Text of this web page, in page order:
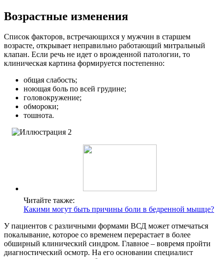
Возрастные изменения
Список факторов, встречающихся у мужчин в старшем
возрасте, открывает неправильно работающий митральный
клапан. Если речь не идет о врожденной патологии, то
клиническая картина формируется постепенно:
общая слабость;
ноющая боль по всей грудине;
головокружение;
обмороки;
тошнота.
Читайте также:
Какими могут быть причины боли в бедренной мышце?
У пациентов с различными формами ВСД может отмечаться
покалывание, которое со временем перерастает в более
обширный клинический синдром. Главное – вовремя пройти
диагностический осмотр. На его основании специалист